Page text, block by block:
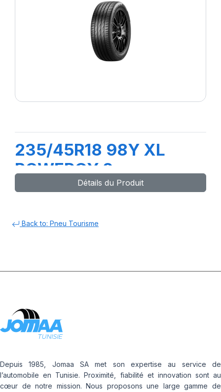
235/45R18 98Y XL
POWERGY 2
Détails du Produit
Back to: Pneu Tourisme
Depuis 1985, Jomaa SA met son expertise au service de
l’automobile en Tunisie. Proximité, fiabilité et innovation sont au
cœur de notre mission. Nous proposons une large gamme de